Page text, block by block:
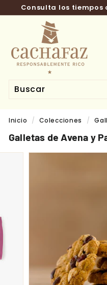
directamente
Consulta los tiempos
e
n
a
c
h
a
Inicio / Colecciones /
Galletas de Avena y